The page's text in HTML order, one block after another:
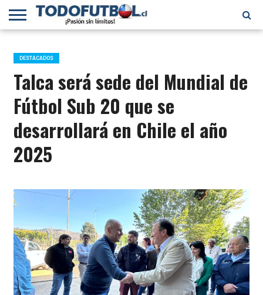
PRIMERA
B
SELECCIÓN
CHILENA
CHILENOS
EN EL
MUNDO
FÚTBOL
INTERNACIONAL
DESTACADOS
Talca será sede del Mundial de
Fútbol Sub 20 que se
desarrollará en Chile el año
2025